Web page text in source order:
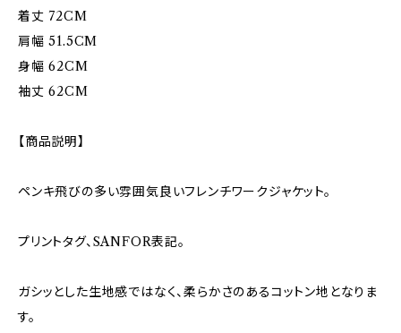
着丈 72CM
肩幅 51.5CM
身幅 62CM
袖丈 62CM
【商品説明】
ペンキ飛びの多い雰囲気良いフレンチワークジャケット。
プリントタグ、SANFOR表記。
ガシッとした生地感ではなく、柔らかさのあるコットン地となりま
す。